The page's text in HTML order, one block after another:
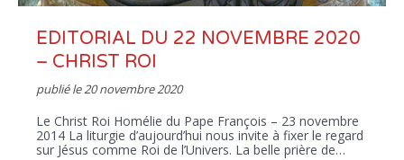
EDITORIAL DU 22 NOVEMBRE 2020
– CHRIST ROI
publié le20 novembre 2020
Le Christ Roi Homélie du Pape François – 23 novembre
2014 La liturgie d’aujourd’hui nous invite à fixer le regard
sur Jésus comme Roi de l’Univers. La belle prière de…